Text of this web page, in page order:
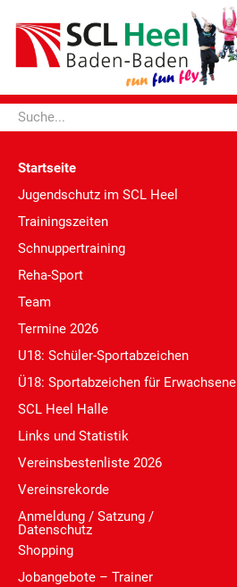
Startseite
Jugendschutz im SCL Heel
Trainingszeiten
Schnuppertraining
Reha-Sport
Team
Termine 2026
U18: Schüler-Sportabzeichen
Ü18: Sportabzeichen für Erwachsene
SCL Heel Halle
Links und Statistik
Vereinsbestenliste 2026
Vereinsrekorde
Anmeldung / Satzung /
Datenschutz
Shopping
Jobangebote – Trainer